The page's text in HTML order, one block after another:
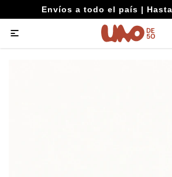
Envíos a todo el país |
